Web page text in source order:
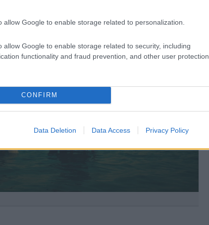
allow Google to enable storage related to personalization.
allow Google to enable storage related to security, including
functionality and fraud prevention, and other user protection.
CONFIRM
Data Deletion Data Access Privacy Policy